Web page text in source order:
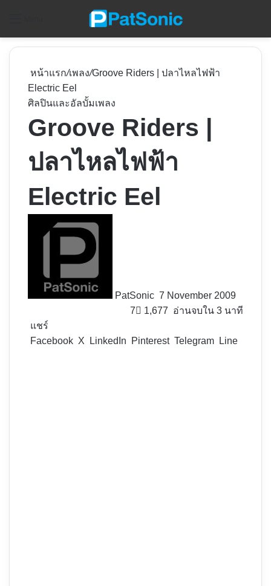
หน้าแรก/เพลง/Groove Riders | ปลาไหลไฟฟ้า
Electric Eel
ศิลปินและอัลบั้มเพลง
Groove Riders |
ปลาไหลไฟฟ้า
Electric Eel
PatSonic 7 November 2009
7
1,677 อ่านจบใน 3 นาที
แชร์
Facebook X LinkedIn Pinterest Telegram Line